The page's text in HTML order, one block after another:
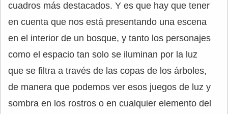
cuadros más destacados. Y es que hay que tener
en cuenta que nos está presentando una escena
en el interior de un bosque, y tanto los personajes
como el espacio tan solo se iluminan por la luz
que se filtra a través de las copas de los árboles,
de manera que podemos ver esos juegos de luz y
sombra en los rostros o en cualquier elemento del